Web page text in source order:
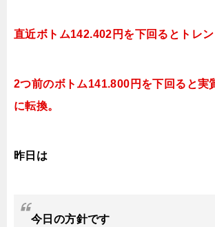
直近ボトム142.402円を下回るとトレン
2つ前のボトム141.800円を下回ると実
に転換。
昨日は
今日 の方針です